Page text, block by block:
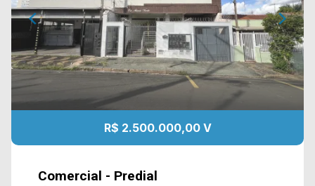
R$ 2.500.000,00 V
Comercial - Predial